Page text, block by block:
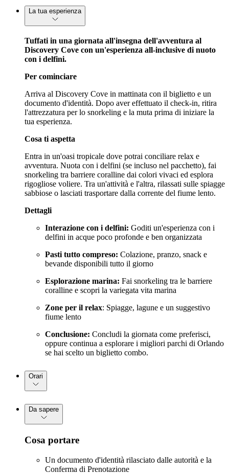
La tua esperienza
Tuffati in una giornata all'insegna dell'avventura al
Discovery Cove con un'esperienza all-inclusive di nuoto
con i delfini.
Per cominciare
Arriva al Discovery Cove in mattinata con il biglietto e un
documento d'identità. Dopo aver effettuato il check-in, ritira
l'attrezzatura per lo snorkeling e la muta prima di iniziare la
tua esperienza.
Cosa ti aspetta
Entra in un'oasi tropicale dove potrai conciliare relax e
avventura. Nuota con i delfini (se incluso nel pacchetto), fai
snorkeling tra barriere coralline dai colori vivaci ed esplora
rigogliose voliere. Tra un'attività e l'altra, rilassati sulle spiagge
sabbiose o lasciati trasportare dalla corrente del fiume lento.
Dettagli
Interazione con i delfini: Goditi un'esperienza con i
delfini in acque poco profonde e ben organizzata
Pasti tutto compreso: Colazione, pranzo, snack e
bevande disponibili tutto il giorno
Esplorazione marina: Fai snorkeling tra le barriere
coralline e scopri la variegata vita marina
Zone per il relax: Spiagge, lagune e un suggestivo
fiume lento
Conclusione: Concludi la giornata come preferisci,
oppure continua a esplorare i migliori parchi di Orlando
se hai scelto un biglietto combo.
Orari
Da sapere
Cosa portare
Un documento d'identità rilasciato dalle autorità e la
Conferma di Prenotazione